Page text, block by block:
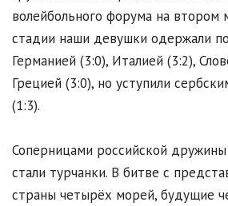
волейбольного форума на втором
стадии наши девушки одержали
Германией (3:0), Италией (3:2),
Грецией (3:0), но уступили
(1:3).
Соперницами российской
стали турчанки. В битве с
страны четырёх морей, будущие